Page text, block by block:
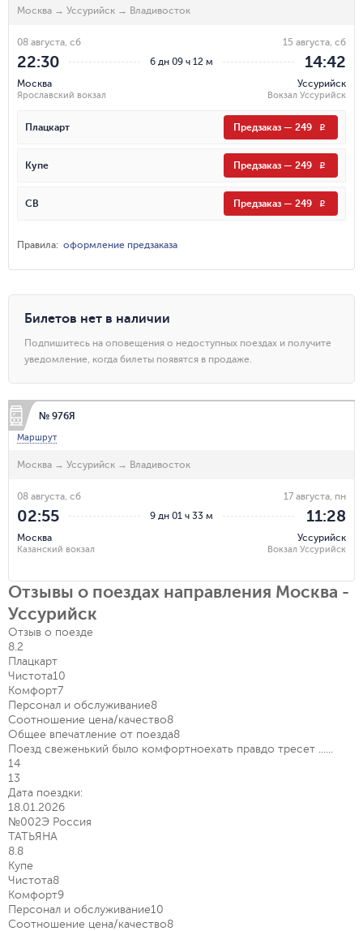
Москва → Уссурийск → Владивосток
6 дн 09 ч 12 м
08 августа, сб
22:30
Москва
Ярославский вокзал
15 августа, сб
14:42
Уссурийск
Вокзал Уссурийск
Плацкарт Предзаказ — 249 R
Купе Предзаказ — 249 R
СВ Предзаказ — 249 R
Правила: оформление предзаказа
Билетов нет в наличии
Подпишитесь на оповещения о недоступных поездах и получите
уведомление, когда билеты появятся в продаже.
№ 976Я
Маршрут
Москва → Уссурийск → Владивосток
9 дн 01 ч 33 м
08 августа, сб
02:55
Москва
Казанский вокзал
17 августа, пн
11:28
Уссурийск
Вокзал Уссурийск
Отзывы о поездах направления Москва -
Уссурийск
Отзыв о поезде
8.2
Плацкарт
Чистота10
Комфорт7
Персонал и обслуживание8
Соотношение цена/качество8
Общее впечатление от поезда8
Поезд свеженький было комфортноехать правдо тресет ......
14
13
Дата поездки:
18.01.2026
№002Э Россия
ТАТЬЯНА
8.8
Купе
Чистота8
Комфорт9
Персонал и обслуживание10
Соотношение цена/качество8